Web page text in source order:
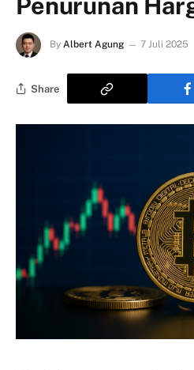
By Albert Agung 7 Juli 2025
Share